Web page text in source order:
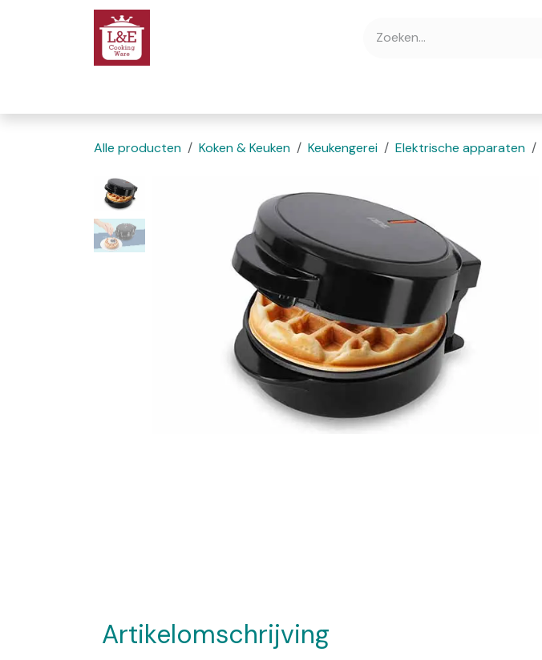
Overslaan naar inhoud
Alle producten Koken & Keuken Keukengerei Elektrische apparaten
Artikelomschrijving